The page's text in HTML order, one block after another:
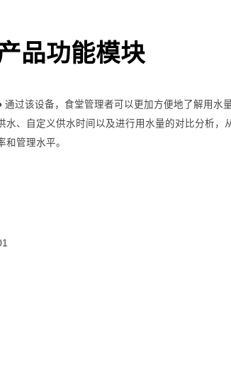
品功能模块
通过该设备，食堂管理者可以更加方便地了解用水
水、自定义供水时间以及进行用水量的对比分析，
和管理水平。